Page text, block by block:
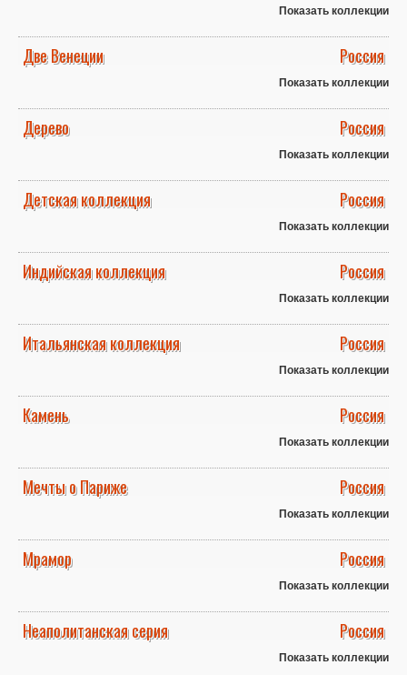
Показать коллекции
Две Венеции Россия
Показать коллекции
Дерево Россия
Показать коллекции
Детская коллекция Россия
Показать коллекции
Индийская коллекция Россия
Показать коллекции
Итальянская коллекция Россия
Показать коллекции
Камень Россия
Показать коллекции
Мечты о Париже Россия
Показать коллекции
Мрамор Россия
Показать коллекции
Неаполитанская серия Россия
Показать коллекции